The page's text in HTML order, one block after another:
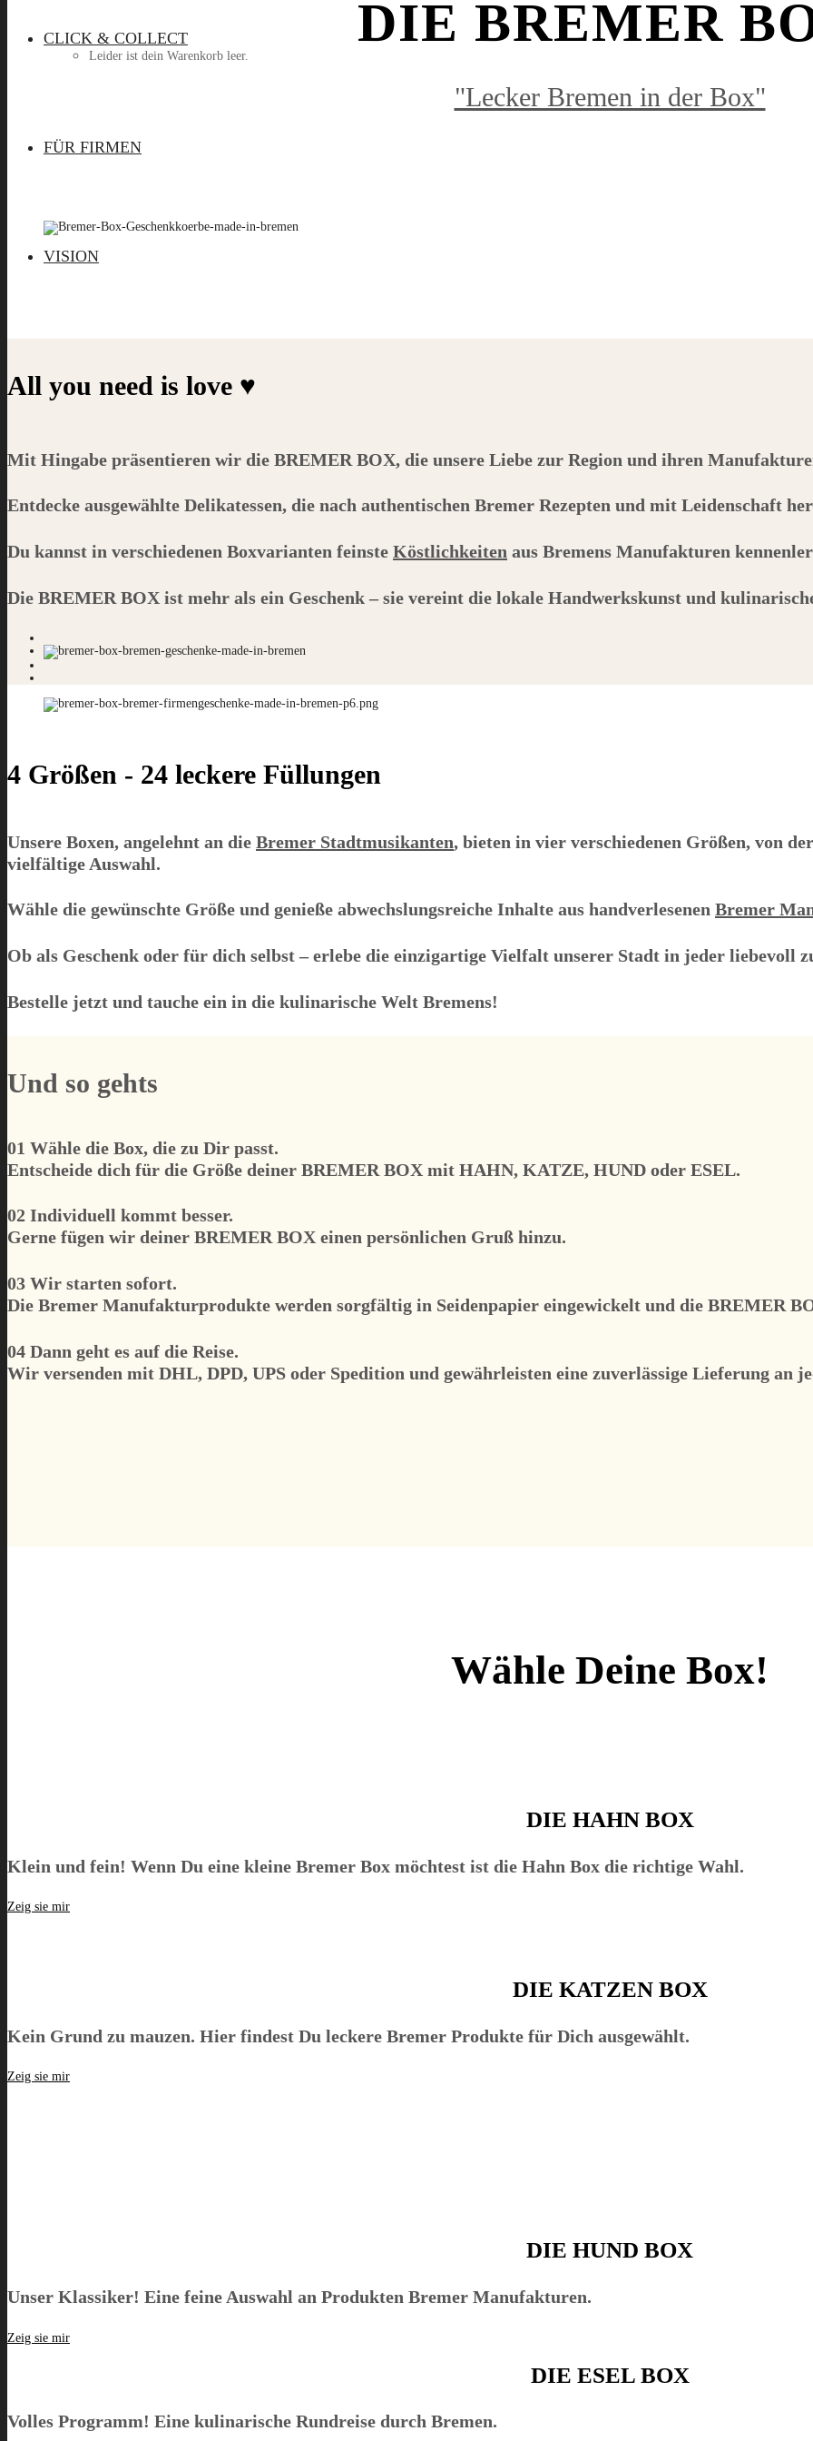
CLICK & COLLECT
FÜR FIRMEN
VISION
Leider ist dein Warenkorb leer.
DIE BREMER
"Lecker Bremen in der Box"
All you need is love ♥️
Mit Hingabe präsentieren wir die BREMER BOX, die unsere Liebe zur Region und ihren
Entdecke ausgewählte Delikatessen, die nach authentischen Bremer Rezepten und mit Leidenschaft
Du kannst in verschiedenen Boxvarianten feinste Köstlichkeiten aus Bremens Manufakturen
Die BREMER BOX ist mehr als ein Geschenk – sie vereint die lokale Handwerkskunst und
4 Größen - 24 leckere Füllungen
Unsere Boxen, angelehnt an die Bremer Stadtmusikanten, bieten in vier verschiedenen Größen, von
vielfältige Auswahl.
Wähle die gewünschte Größe und genieße abwechslungsreiche Inhalte aus handverlesenen Bremer
Ob als Geschenk oder für dich selbst – erlebe die einzigartige Vielfalt unserer Stadt in jeder liebevoll
Bestelle jetzt und tauche ein in die kulinarische Welt Bremens!
Und so gehts
01 Wähle die Box, die zu Dir passt.
Entscheide dich für die Größe deiner BREMER BOX mit HAHN, KATZE, HUND oder ESEL.
02 Individuell kommt besser.
Gerne fügen wir deiner BREMER BOX einen persönlichen Gruß hinzu.
03 Wir starten sofort.
Die Bremer Manufakturprodukte werden sorgfältig in Seidenpapier eingewickelt und die BREMER
04 Dann geht es auf die Reise.
Wir versenden mit DHL, DPD, UPS oder Spedition und gewährleisten eine zuverlässige Lieferung an
Wähle Deine Box!
DIE HAHN BOX
Klein und fein! Wenn Du eine kleine Bremer Box möchtest ist die Hahn Box die richtige Wahl.
Zeig sie mir
DIE KATZEN BOX
Kein Grund zu mauzen. Hier findest Du leckere Bremer Produkte für Dich ausgewählt.
Zeig sie mir
DIE HUND BOX
Unser Klassiker! Eine feine Auswahl an Produkten Bremer Manufakturen.
Zeig sie mir
DIE ESEL BOX
Volles Programm! Eine kulinarische Rundreise durch Bremen.